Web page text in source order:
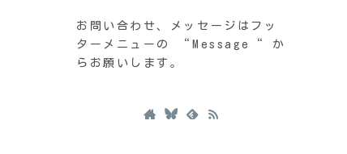
お問い合わせ、メッセージはフッ
ターメニューの “Message“ か
らお願いします。